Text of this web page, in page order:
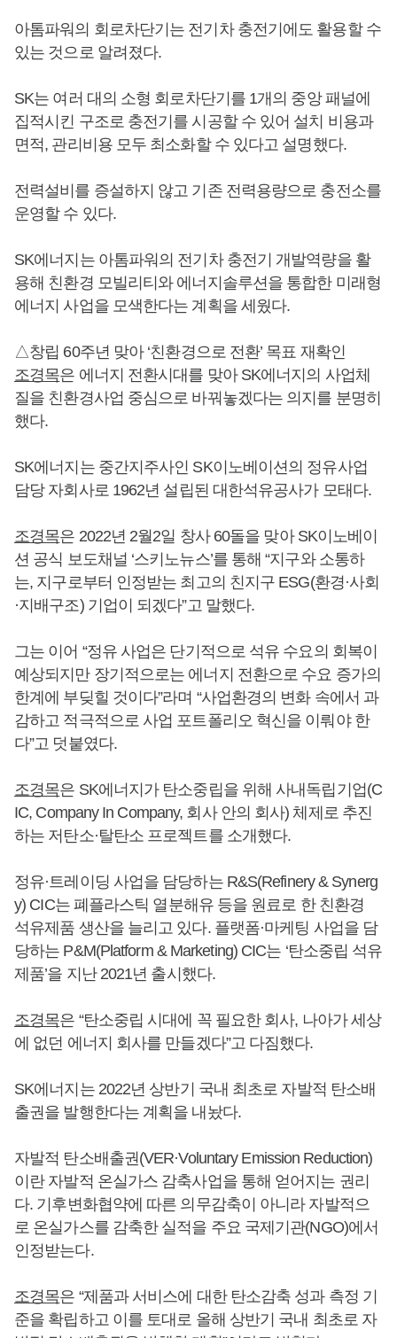
아톰파워의 회로차단기는 전기차 충전기에도 활용할 수
있는 것으로 알려졌다.
SK는 여러 대의 소형 회로차단기를 1개의 중앙 패널에
집적시킨 구조로 충전기를 시공할 수 있어 설치 비용과
면적, 관리비용 모두 최소화할 수 있다고 설명했다.
전력설비를 증설하지 않고 기존 전력용량으로 충전소를
운영할 수 있다.
SK에너지는 아톰파워의 전기차 충전기 개발역량을 활
용해 친환경 모빌리티와 에너지솔루션을 통합한 미래형
에너지 사업을 모색한다는 계획을 세웠다.
△창립 60주년 맞아 ‘친환경으로 전환’ 목표 재확인
조경목은 에너지 전환시대를 맞아 SK에너지의 사업체
질을 친환경사업 중심으로 바꿔놓겠다는 의지를 분명히
했다.
SK에너지는 중간지주사인 SK이노베이션의 정유사업
담당 자회사로 1962년 설립된 대한석유공사가 모태다.
조경목은 2022년 2월2일 창사 60돌을 맞아 SK이노베이
션 공식 보도채널 ‘스키노뉴스’를 통해 “지구와 소통하
는, 지구로부터 인정받는 최고의 친지구 ESG(환경·사회
·지배구조) 기업이 되겠다”고 말했다.
그는 이어 “정유 사업은 단기적으로 석유 수요의 회복이
예상되지만 장기적으로는 에너지 전환으로 수요 증가의
한계에 부딪힐 것이다”라며 “사업환경의 변화 속에서 과
감하고 적극적으로 사업 포트폴리오 혁신을 이뤄야 한
다”고 덧붙였다.
조경목은 SK에너지가 탄소중립을 위해 사내독립기업(C
IC, Company In Company, 회사 안의 회사) 체제로 추진
하는 저탄소·탈탄소 프로젝트를 소개했다.
정유·트레이딩 사업을 담당하는 R&S(Refinery & Synerg
y) CIC는 폐플라스틱 열분해유 등을 원료로 한 친환경
석유제품 생산을 늘리고 있다. 플랫폼·마케팅 사업을 담
당하는 P&M(Platform & Marketing) CIC는 ‘탄소중립 석유
제품’을 지난 2021년 출시했다.
조경목은 “탄소중립 시대에 꼭 필요한 회사, 나아가 세상
에 없던 에너지 회사를 만들겠다”고 다짐했다.
SK에너지는 2022년 상반기 국내 최초로 자발적 탄소배
출권을 발행한다는 계획을 내놨다.
자발적 탄소배출권(VER·Voluntary Emission Reduction)
이란 자발적 온실가스 감축사업을 통해 얻어지는 권리
다. 기후변화협약에 따른 의무감축이 아니라 자발적으
로 온실가스를 감축한 실적을 주요 국제기관(NGO)에서
인정받는다.
조경목은 “제품과 서비스에 대한 탄소감축 성과 측정 기
준을 확립하고 이를 토대로 올해 상반기 국내 최초로 자